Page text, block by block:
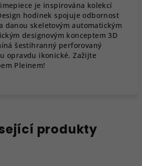
je inspirována kolekcí
hodinek spojuje odbornost
danou skeletovým automatickým
designovým konceptem 3D
šestihranný perforovaný
opravdu ikonické. Zažijte
Pleinem!
produkty